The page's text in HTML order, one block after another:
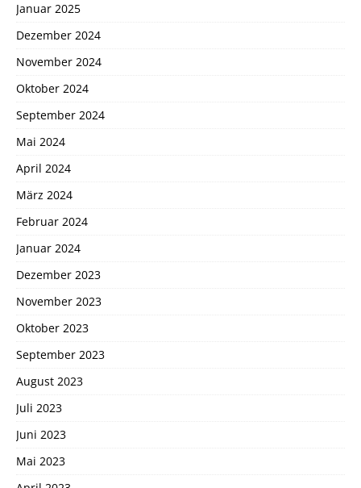
Januar 2025
Dezember 2024
November 2024
Oktober 2024
September 2024
Mai 2024
April 2024
März 2024
Februar 2024
Januar 2024
Dezember 2023
November 2023
Oktober 2023
September 2023
August 2023
Juli 2023
Juni 2023
Mai 2023